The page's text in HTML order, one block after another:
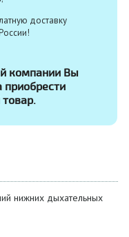
доставку
компании Вы
приобрести
нижних дыхательных